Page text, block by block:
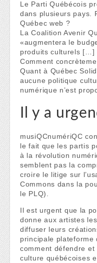
Le Parti Québécois
dans plusieurs pays.
Québec web ?
La Coalition Avenir
«augmentera le
produits culturels […]
Comment
Quant à Québec
aucune politique
numérique n’est
Il y a
musiQCnumériQC
le fait que les partis
à la révolution
semblent pas la
croire le litige sur
Commons dans la
le PLQ).
Il est urgent que la
donne aux artistes
diffuser leurs
principale plateforme
comment défendre
culture québécoises